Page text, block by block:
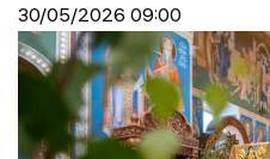
30/05/2026 09:00